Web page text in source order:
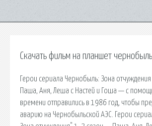
Скачать фильм на планшет
Герои сериала Чернобыль: Зона
Паша, Аня, Леша с Настей и Гоша — с
времени отправились в 1986 год, чтобы
аварию на Чернобыльской АЭС. Герои